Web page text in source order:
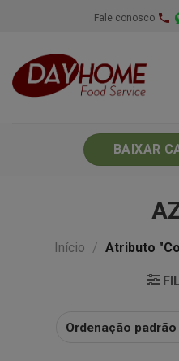
Fale conosco
BAIXAR
Início / Atributo